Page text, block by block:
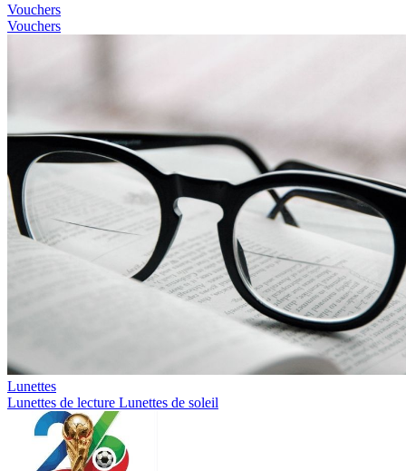
Vouchers
Vouchers
Lunettes
Lunettes de lecture Lunettes de soleil